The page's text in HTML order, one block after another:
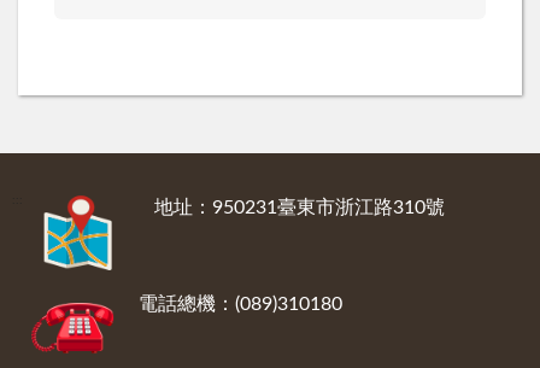
地址：950231臺東市浙江路310號
電話總機：(089)310180